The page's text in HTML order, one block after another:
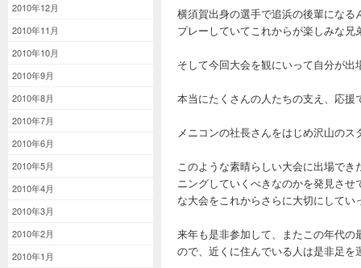
2010年12月
2010年11月
2010年10月
2010年9月
2010年8月
2010年7月
2010年6月
2010年5月
2010年4月
2010年3月
2010年2月
2010年1月
横須賀出身の選手で追浜の後輩にな
プレーしていてこれからが楽しみな
そして今回大会を観にいって自分が
本当にたくさんの人たちの支え、応
メニコンの社長さんをはじめ沢山の
このような素晴らしい大会に出場で
ニングしていくべきなのかを発見さ
な大会をこれからさらに大切にして
来年も是非参加して、またこの年代
ので、近くに住んでいる人は是非足を